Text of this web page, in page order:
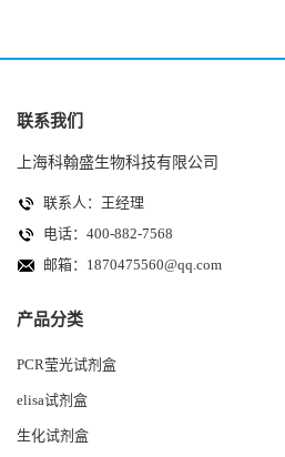
联系我们
上海科翰盛生物科技有限公司
联系人：王经理
电话：400-882-7568
邮箱： 1870475560@qq.com
产品分类
PCR莹光试剂盒
elisa试剂盒
生化试剂盒